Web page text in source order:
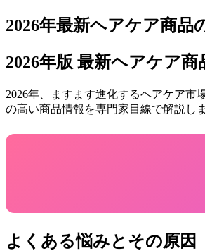
2026年最新ヘアケア商品
2026年版 最新ヘアケア
2026年、ますます進化するヘアケア
の高い商品情報を専門家目線で解説し
よくある悩みとその原因